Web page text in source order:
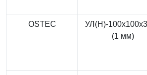
OSTEC
УЛ(Н)-
(1 мм)